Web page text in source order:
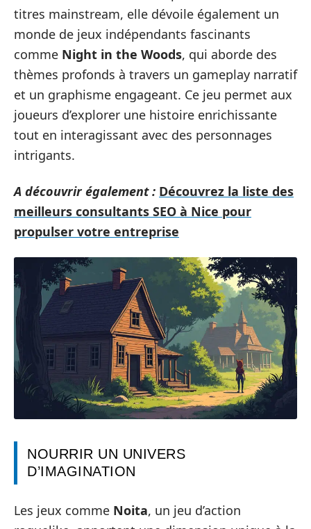
titres mainstream, elle dévoile également un
monde de jeux indépendants fascinants
comme Night in the Woods, qui aborde des
thèmes profonds à travers un gameplay narratif
et un graphisme engageant. Ce jeu permet aux
joueurs d’explorer une histoire enrichissante
tout en interagissant avec des personnages
intrigants.
A découvrir également : Découvrez la liste des
meilleurs consultants SEO à Nice pour
propulser votre entreprise
NOURRIR UN UNIVERS
D’IMAGINATION
Les jeux comme Noita, un jeu d’action